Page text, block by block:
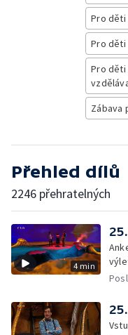
Pro děti
Pro děti
Pro děti
Zábava
Přehled dílů
2246 přehratelných
4 min